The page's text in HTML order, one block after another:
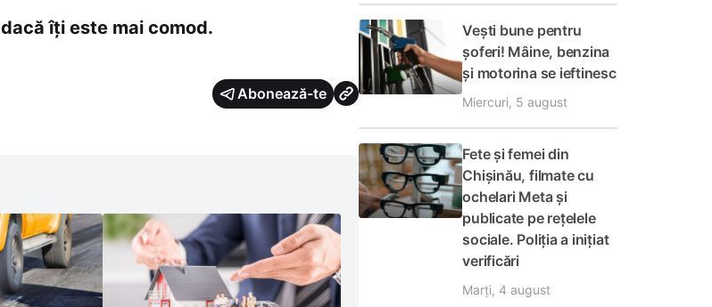
dacă îți este mai comod.
Abonează-te
Vești bune pentru
șoferi! Mâine, benzina
și motorina se ieftinesc
Miercuri, 5 august
Fete și femei din
Chișinău, filmate cu
ochelari Meta și
publicate pe rețelele
sociale. Poliția a inițiat
verificări
Marți, 4 august